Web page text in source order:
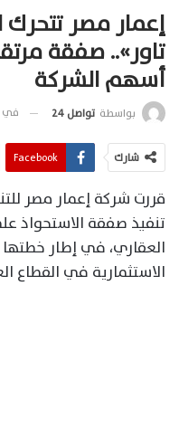
إعمار مصر
أسهم الشركة
بواسطة تواصل 24 في
شارك Facebook
قررت شركة إعمار مصر
تنفيذ صفقة الاستحواذ
العقاري، في إطار
الاستثمارية في القطاع